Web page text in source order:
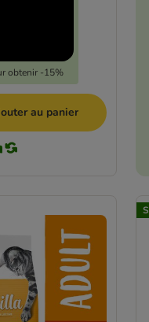
obtenir -15%
au panier